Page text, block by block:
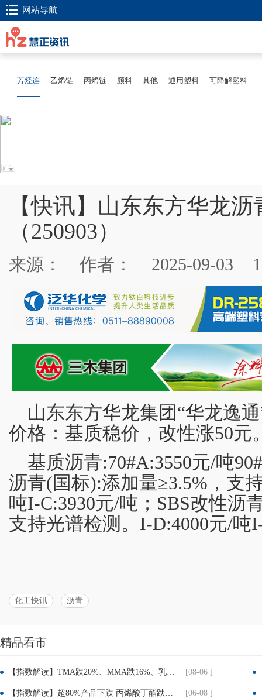
网站导航
芳烃连 乙烯链 丙烯链 颜料 其他 通用塑料 可降解塑料
【快讯】山东东方华龙
（250903）
来源： 作者： 2025-09-03
山东东方华龙集团“华龙逸
价格：基质稳价，改性涨50元
基质沥青:70#A:3550元/吨
沥青(国标):添加量≥3.5%，支
吨I-C:3930元/吨；SBS改性沥
支持光谱检测。I-D:4000元/吨
化工快讯 沥青
享：
精品看市
【指数解读】TMA跌20%、MMA跌16%、乳液跌8.7%！建筑、粉末涂料企业迎喘息窗口 [08-06 ]
【指数解读】超80%产品下跌 丙烯酸丁酯跌近25% TMP跌超30% 涂料成本压力迎实质性缓解 [06-08 ]